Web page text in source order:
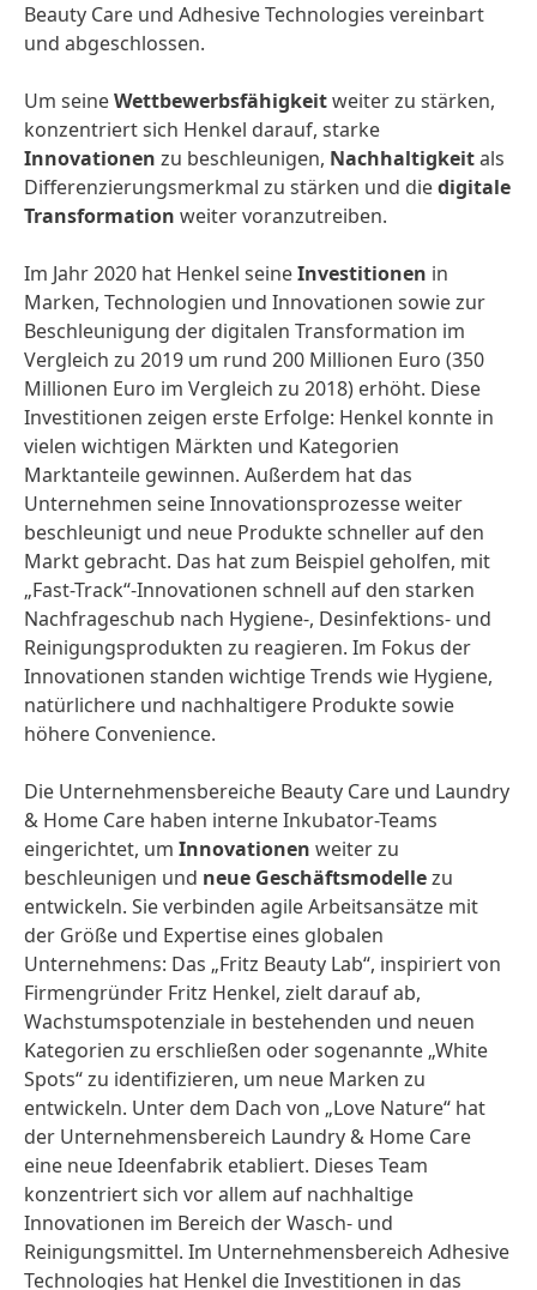
Beauty Care und Adhesive Technologies vereinbart
und abgeschlossen.
Um seineWettbewerbsfähigkeitweiter zu stärken,
konzentriert sich Henkel darauf, starke
Innovationen zu beschleunigen, Nachhaltigkeitals
Differenzierungsmerkmal zu stärken und diedigitale
Transformation weiter voranzutreiben.
Im Jahr 2020 hat Henkel seineInvestitionen in
Marken, Technologien und Innovationen sowie zur
Beschleunigung der digitalen Transformation im
Vergleich zu 2019 um rund 200 Millionen Euro (350
Millionen Euro im Vergleich zu 2018) erhöht. Diese
Investitionen zeigen erste Erfolge: Henkel konnte in
vielen wichtigen Märkten und Kategorien
Marktanteile gewinnen. Außerdem hat das
Unternehmen seine Innovationsprozesse weiter
beschleunigt und neue Produkte schneller auf den
Markt gebracht. Das hat zum Beispiel geholfen, mit
„Fast-Track“-Innovationen schnell auf den starken
Nachfrageschub nach Hygiene-, Desinfektions- und
Reinigungsprodukten zu reagieren. Im Fokus der
Innovationen standen wichtige Trends wie Hygiene,
natürlichere und nachhaltigere Produkte sowie
höhere Convenience.
Die Unternehmensbereiche Beauty Care und Laundry
& Home Care haben interne Inkubator-Teams
eingerichtet, um Innovationen weiter zu
beschleunigen und neue Geschäftsmodellezu
entwickeln. Sie verbinden agile Arbeitsansätze mit
der Größe und Expertise eines globalen
Unternehmens: Das „Fritz Beauty Lab“, inspiriert von
Firmengründer Fritz Henkel, zielt darauf ab,
Wachstumspotenziale in bestehenden und neuen
Kategorien zu erschließen oder sogenannte „White
Spots“ zu identifizieren, um neue Marken zu
entwickeln. Unter dem Dach von „Love Nature“ hat
der Unternehmensbereich Laundry & Home Care
eine neue Ideenfabrik etabliert. Dieses Team
konzentriert sich vor allem auf nachhaltige
Innovationen im Bereich der Wasch- und
Reinigungsmittel. Im Unternehmensbereich Adhesive
Technologies hat Henkel die Investitionen in das